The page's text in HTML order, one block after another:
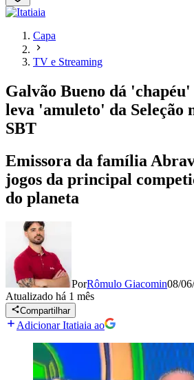
Capa
TV e Streaming
Galvão Bueno dá
leva 'amuleto' da Seleção
SBT
Emissora da família
jogos da principal
do planeta
PorRômulo Giacomin08/
Atualizado há 1 mês
Compartilhar
Adicionar Itatiaia ao